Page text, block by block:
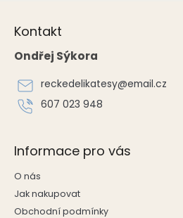
Kontakt
Ondřej Sýkora
reckedelikatesy@email.cz
607 023 948
Informace pro vás
O nás
Jak nakupovat
Obchodní podmínky